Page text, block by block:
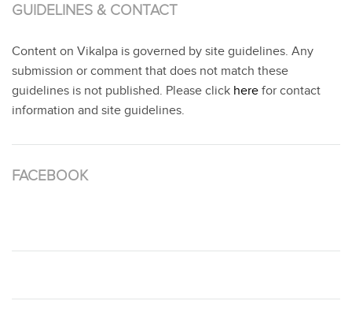
GUIDELINES & CONTACT
Content on Vikalpa is governed by site guidelines. Any
submission or comment that does not match these
guidelines is not published. Please click here for contact
information and site guidelines.
FACEBOOK